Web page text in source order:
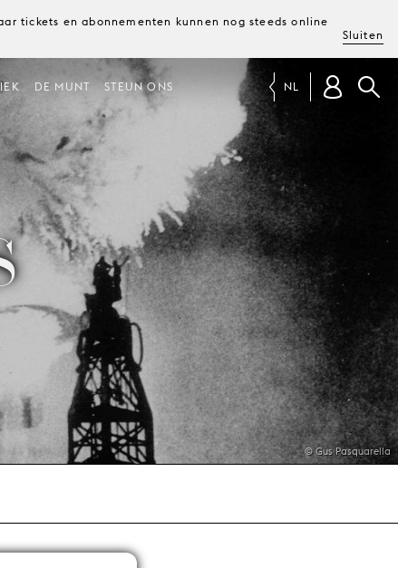
tickets en abonnementen kunnen nog steeds online
Sluiten
DE MUNT STEUN ONS NL
© Gus Pasquarella